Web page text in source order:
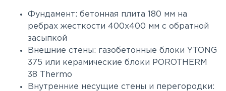
Фундамент: бетонная плита 180 мм на
ребрах жесткости 400х400 мм c обратной
засыпкой
Внешние стены: газобетонные блоки YTONG
375 или керамические блоки POROTHERM
38 Thermo
Внутренние несущие стены и перегородки: